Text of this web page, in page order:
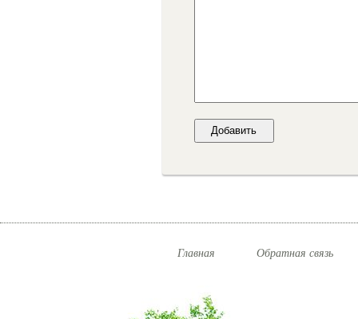
Главная Обратная связь